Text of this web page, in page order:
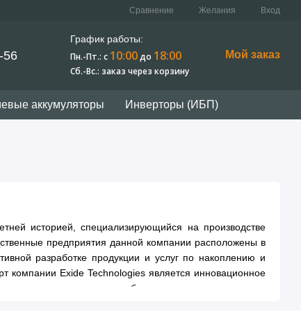
Сравнение Желания Вход
56
График работы:
Пн.-Пт.: c 10:00до 18:00
Сб.-Вс.: заказ через корзину
Мой заказ
аккумуляторы Инверторы (ИБП)
историей, специализирующийся на производстве
предприятия данной компании расположены в
разработке продукции и услуг по накоплению и
компании Exide Technologies является инновационное
что стало возможным благодаря немалому вкладу